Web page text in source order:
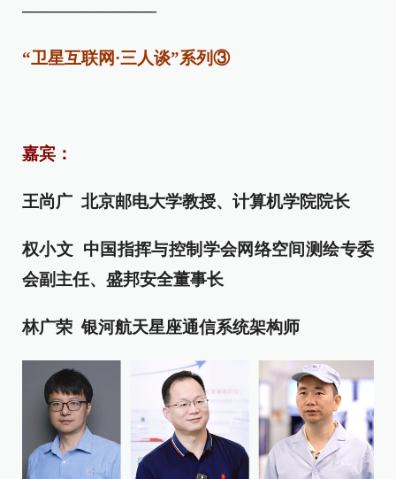
————————
“卫星互联网·三人谈”系列③
嘉宾：
王尚广 北京邮电大学教授、计算机学院院长
权小文 中国指挥与控制学会网络空间测绘专委
会副主任、盛邦安全董事长
林广荣 银河航天星座通信系统架构师